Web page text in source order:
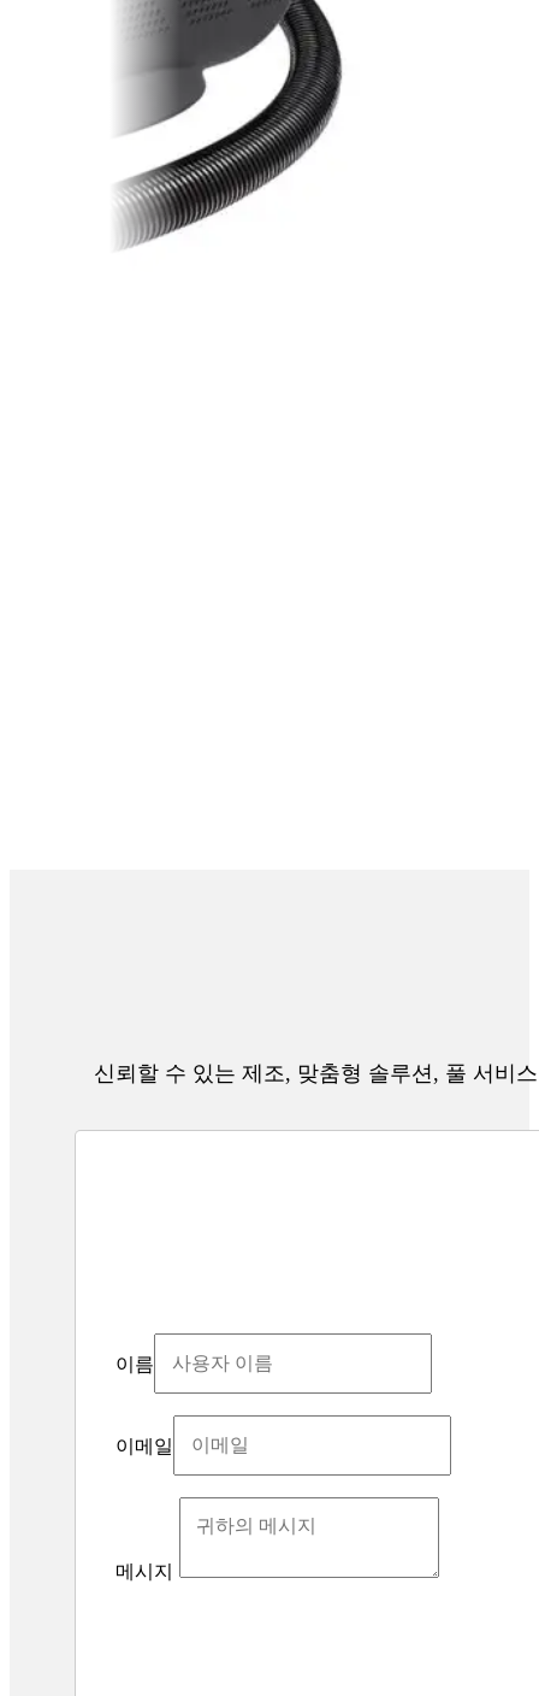
신뢰할 수 있는 제조, 맞춤형 솔루션, 풀 서비
이름
이메일
메시지